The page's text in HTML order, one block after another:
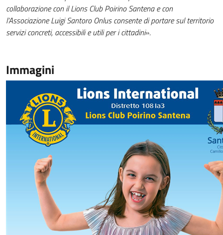
collaborazione con il Lions Club Poirino Santena e con
l’Associazione Luigi Santoro Onlus consente di portare sul territorio
servizi concreti, accessibili e utili per i cittadini».
Immagini